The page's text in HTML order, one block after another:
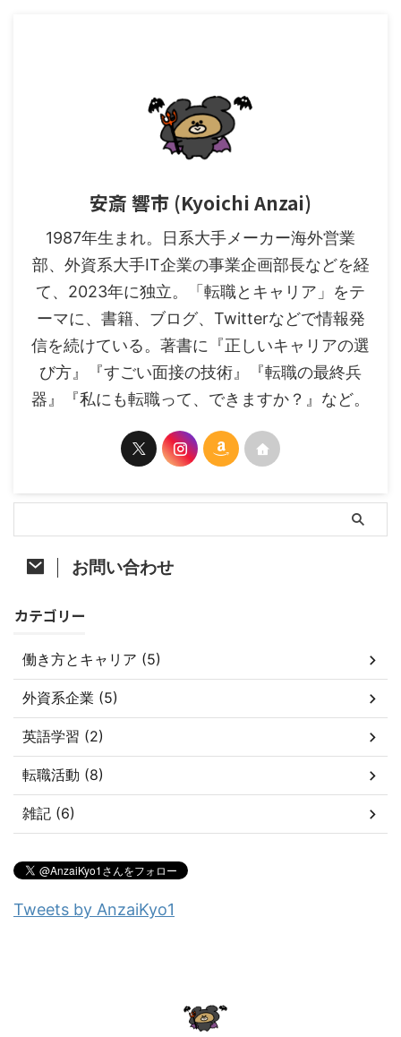
安斎 響市 (Kyoichi Anzai)
1987年生まれ。日系大手メーカー海外営業
部、外資系大手IT企業の事業企画部長などを経
て、2023年に独立。「転職とキャリア」をテ
ーマに、書籍、ブログ、Twitterなどで情報発
信を続けている。著書に『正しいキャリアの選
び方』『すごい面接の技術』『転職の最終兵
器』『私にも転職って、できますか？』など。
お問い合わせ
カテゴリー
働き方とキャリア (5)
外資系企業 (5)
英語学習 (2)
転職活動 (8)
雑記 (6)
Tweets by AnzaiKyo1